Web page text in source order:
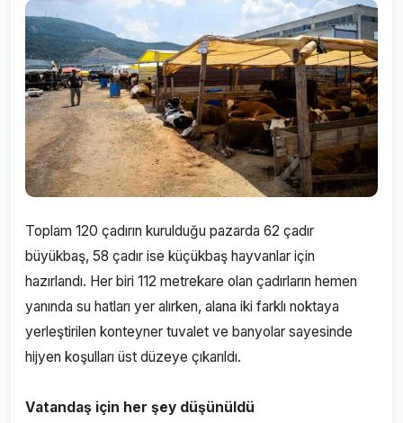
Toplam 120 çadırın kurulduğu pazarda 62 çadır
büyükbaş, 58 çadır ise küçükbaş hayvanlar için
hazırlandı. Her biri 112 metrekare olan çadırların hemen
yanında su hatları yer alırken, alana iki farklı noktaya
yerleştirilen konteyner tuvalet ve banyolar sayesinde
hijyen koşulları üst düzeye çıkarıldı.
Vatandaş için her şey düşünüldü